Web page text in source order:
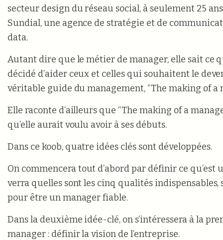
secteur design du réseau social, à seulement 25
Sundial, une agence de stratégie et de
data.
Autant dire que le métier de manager, elle sait ce
décidé d’aider ceux et celles qui souhaitent le
véritable guide du management, “The making of a
Elle raconte d’ailleurs que “The making of a
qu’elle aurait voulu avoir à ses débuts.
Dans ce koob, quatre idées clés sont développées.
On commencera tout d’abord par définir ce qu’est
verra quelles sont les cinq qualités indispensables,
pour être un manager fiable.
Dans la deuxième idée-clé, on s’intéressera à la
manager : définir la vision de l’entreprise.